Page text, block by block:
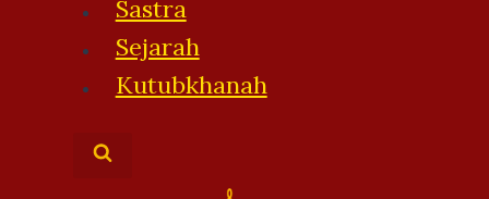
Sastra
Sejarah
Kutubkhanah